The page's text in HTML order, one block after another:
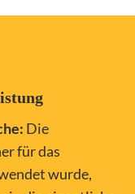
Die
für das
wurde,